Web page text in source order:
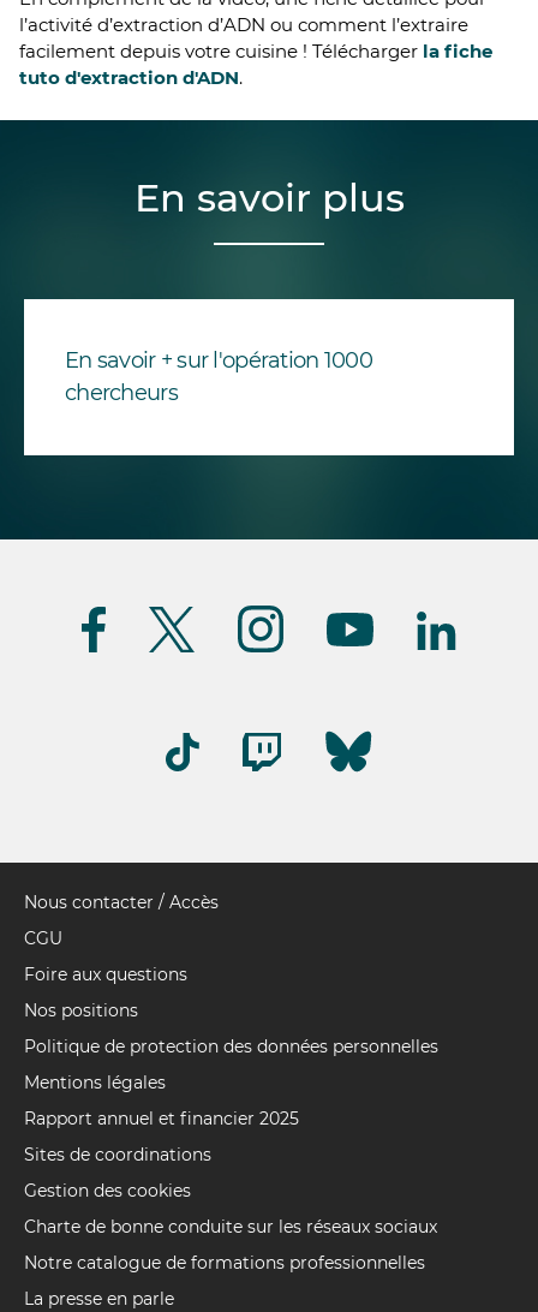
l’activité d’extraction d’ADN ou comment l’extraire
facilement depuis votre cuisine ! Télécharger la fiche
tuto d'extraction d'ADN.
En savoir plus
En savoir + sur l'opération 1000
chercheurs
Pied
de
Nous contacter / Accès
CGU
Foire aux questions
Nos positions
Politique de protection des données personnelles
Mentions légales
Rapport annuel et financier 2025
Sites de coordinations
Gestion des cookies
Charte de bonne conduite sur les réseaux sociaux
Notre catalogue de formations professionnelles
La presse en parle